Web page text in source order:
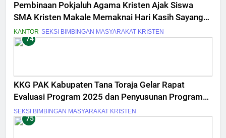
Pembinaan Pokjaluh Agama Kristen Ajak Siswa
SMA Kristen Makale Memaknai Hari Kasih Sayang
Berawal dari Diri Sendiri
KANTOR SEKSI BIMBINGAN MASYARAKAT KRISTEN
74
KKG PAK Kabupaten Tana Toraja Gelar Rapat
Evaluasi Program 2025 dan Penyusunan Program
Kerja 2026
SEKSI BIMBINGAN MASYARAKAT KRISTEN
75